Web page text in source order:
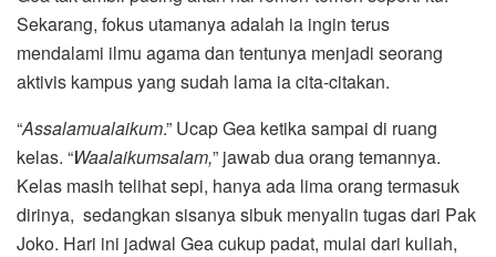
Sekarang, fokus utamanya adalah ia ingin terus
mendalami ilmu agama dan tentunya menjadi seorang
aktivis kampus yang sudah lama ia cita-citakan.
“Assalamualaikum.” Ucap Gea ketika sampai di ruang
kelas. “Waalaikumsalam,” jawab dua orang temannya.
Kelas masih telihat sepi, hanya ada lima orang termasuk
dirinya, sedangkan sisanya sibuk menyalin tugas dari Pak
Joko. Hari ini jadwal Gea cukup padat, mulai dari kuliah,